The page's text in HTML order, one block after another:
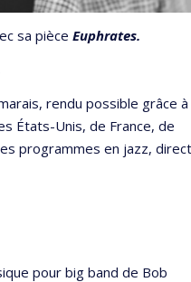
sa pièce Euphrates.
rendu possible grâce à
États-Unis, de France, de
programmes en jazz,
pour big band de Bob